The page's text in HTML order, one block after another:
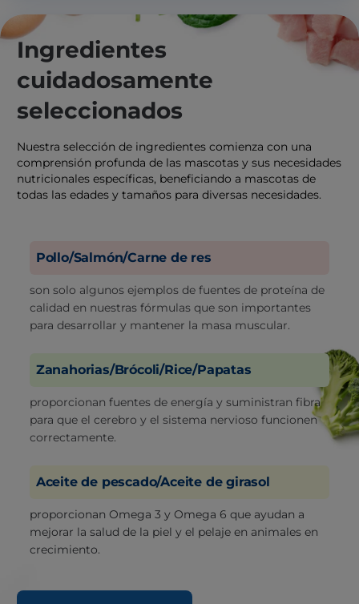
Ingredientes
cuidadosamente
seleccionados
Nuestra selección de ingredientes comienza con una
comprensión profunda de las mascotas y sus necesidades
nutricionales específicas, beneficiando a mascotas de
todas las edades y tamaños para diversas necesidades.
Pollo/Salmón/Carne de res
son solo algunos ejemplos de fuentes de proteína de
calidad en nuestras fórmulas que son importantes
para desarrollar y mantener la masa muscular.
Zanahorias/Brócoli/Rice/Papatas
proporcionan fuentes de energía y suministran fibra
para que el cerebro y el sistema nervioso funcionen
correctamente.
Aceite de pescado/Aceite de girasol
proporcionan Omega 3 y Omega 6 que ayudan a
mejorar la salud de la piel y el pelaje en animales en
crecimiento.